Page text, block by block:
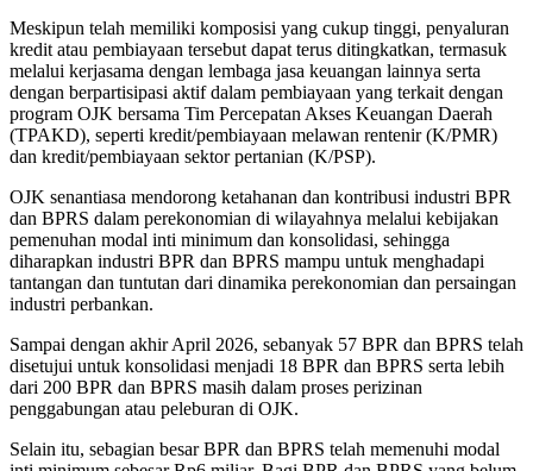
Meskipun telah memiliki komposisi yang cukup tinggi, penyaluran
kredit atau pembiayaan tersebut dapat terus ditingkatkan, termasuk
melalui kerjasama dengan lembaga jasa keuangan lainnya serta
dengan berpartisipasi aktif dalam pembiayaan yang terkait dengan
program OJK bersama Tim Percepatan Akses Keuangan Daerah
(TPAKD), seperti kredit/pembiayaan melawan rentenir (K/PMR)
dan kredit/pembiayaan sektor pertanian (K/PSP).
OJK senantiasa mendorong ketahanan dan kontribusi industri BPR
dan BPRS dalam perekonomian di wilayahnya melalui kebijakan
pemenuhan modal inti minimum dan konsolidasi, sehingga
diharapkan industri BPR dan BPRS mampu untuk menghadapi
tantangan dan tuntutan dari dinamika perekonomian dan persaingan
industri perbankan.
Sampai dengan akhir April 2026, sebanyak 57 BPR dan BPRS telah
disetujui untuk konsolidasi menjadi 18 BPR dan BPRS serta lebih
dari 200 BPR dan BPRS masih dalam proses perizinan
penggabungan atau peleburan di OJK.
Selain itu, sebagian besar BPR dan BPRS telah memenuhi modal